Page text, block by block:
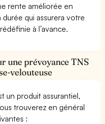
rente améliorée en
qui assurera votre
à l’avance.
une prévoyance TNS
velouteuse
un produit assurantiel,
trouverez en général
: